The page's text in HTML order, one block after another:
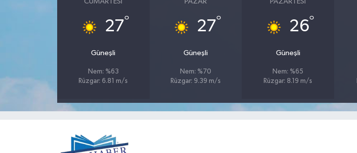
27°
Güneşli
Nem: %63
Rüzgar: 6.81 m/s
27°
Güneşli
Nem: %70
Rüzgar: 9.39 m/s
26°
Güneşli
Nem: %65
Rüzgar: 8.19 m/s